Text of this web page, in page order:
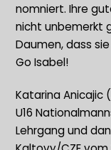
nomniert. Ihre
nicht unbemerkt
Daumen, dass
Go Isabel!
Katarina Anicajic
U16
Lehrgang und